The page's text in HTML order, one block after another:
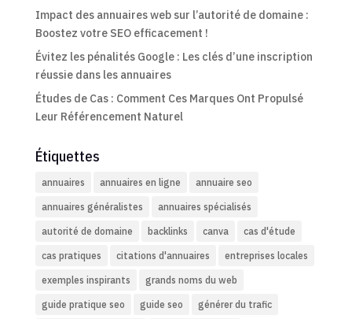
Impact des annuaires web sur l’autorité de domaine :
Boostez votre SEO efficacement !
Évitez les pénalités Google : Les clés d’une inscription
réussie dans les annuaires
Études de Cas : Comment Ces Marques Ont Propulsé
Leur Référencement Naturel
Étiquettes
annuaires annuaires en ligne annuaire seo
annuaires généralistes annuaires spécialisés
autorité de domaine backlinks canva cas d'étude
cas pratiques citations d'annuaires entreprises locales
exemples inspirants grands noms du web
guide pratique seo guide seo générer du trafic